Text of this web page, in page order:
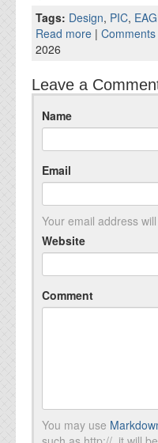
Tags: Design, PIC,
Read more |
2026
Leave a
Name
Email
Your email address
Website
Comment
You may use